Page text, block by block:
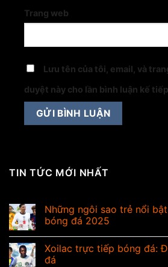
Trang web
Lưu tên của tôi, email, và
duyệt này cho lần bình luận kế
TIN TỨC MỚI NHẤT
Những ngôi sao trẻ nổi
bóng đá 2025
Xoilac trực tiếp bóng đá:
đá